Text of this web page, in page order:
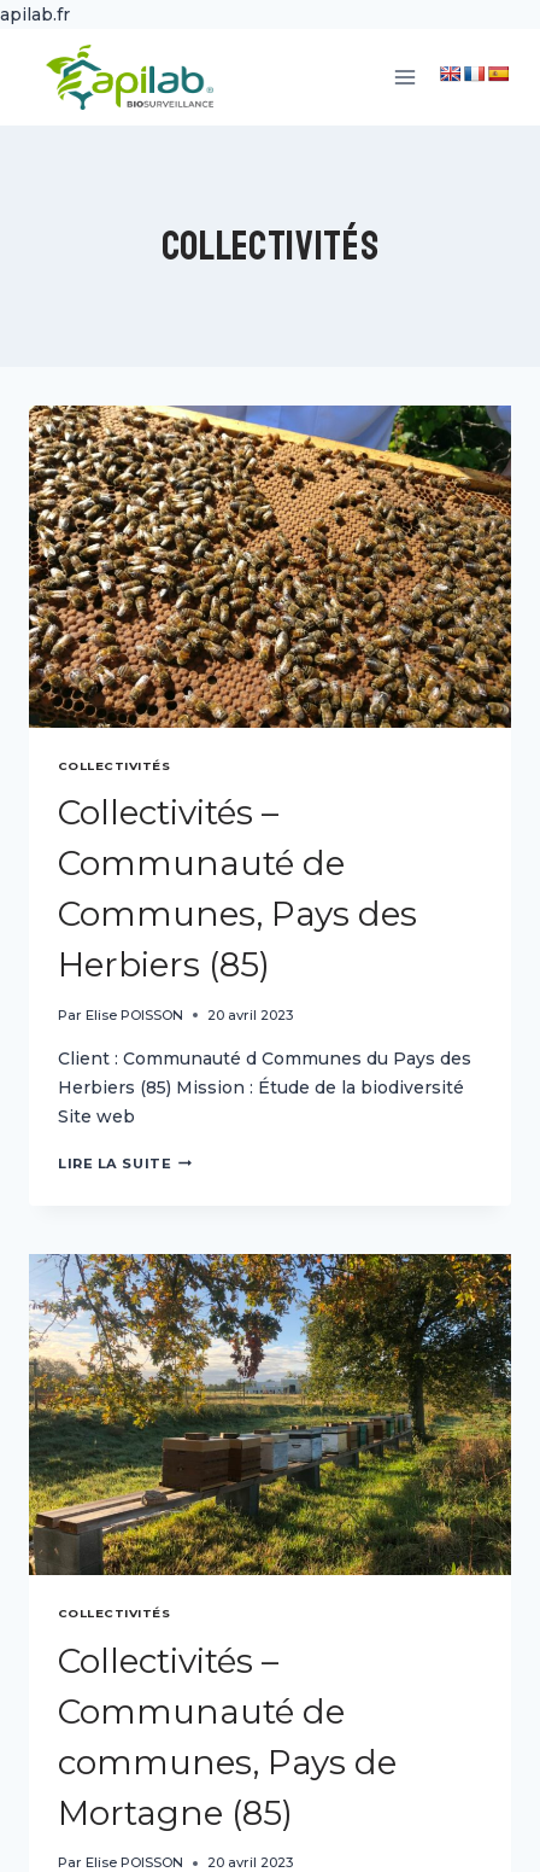
apilab.fr
contenu
Collectivités
COLLECTIVITÉS
Collectivités –
Communauté de
Communes, Pays des
Herbiers (85)
Par Elise POISSON 20 avril 2023
Client : Communauté d Communes du Pays des
Herbiers (85) Mission : Étude de la biodiversité
Site web
LIRE LA SUITE COLLECTIVITÉS
PAYS
DES
HERBIERS
(85)
COLLECTIVITÉS
Collectivités –
Communauté de
communes, Pays de
Mortagne (85)
Par Elise POISSON 20 avril 2023